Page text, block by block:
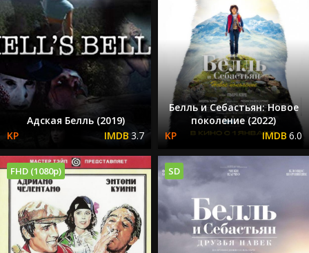
Адская Белль (2019)
3.7
Белль и Себастьян: Новое
поколение (2022)
6.0
FHD (1080p) SD